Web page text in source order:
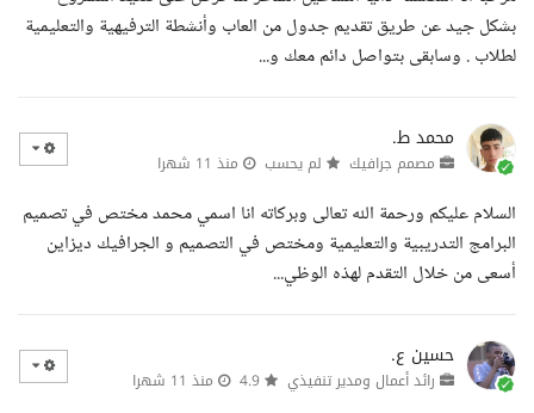
بشكل جيد عن طريق تقديم جدول من العاب وأنشطة الترفيهية والتعليمية
لطلاب . وسابقى بتواصل دائم معك و...
محمد ط.
مصمم جرافيك لم يحسب منذ 11 شهرا
السلام عليكم ورحمة الله تعالى وبركاته انا اسمي محمد مختص في تصميم
البرامج التدريبية والتعليمية ومختص في التصميم و الجرافيك ديزاين
أسعى من خلال التقدم لهذه الوظي...
حسين ع.
رائد أعمال ومدير تنفيذي منذ 11 شهرا